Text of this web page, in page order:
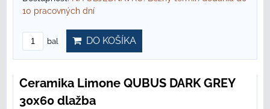
10 pracovných dní
bal DO KOŠÍKA
Ceramika Limone QUBUS DARK GREY
30x60 dlažba